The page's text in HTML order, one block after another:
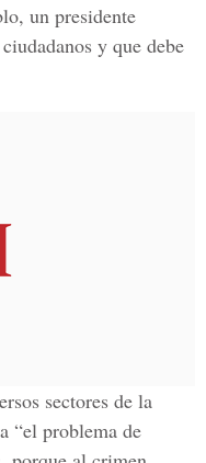
un presidente
y que debe
sectores de la
“el problema de